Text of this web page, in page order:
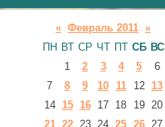
« Февраль 2011 »
ПН ВТ СР ЧТ ПТ СБ ВС
1
2 3 4 5
6
7
8 9 10 11 12 13
14 15 16 17 18 19 20
21 22 23 24 25 26 27